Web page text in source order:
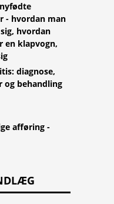
- hvordan man
hvordan
en klapvogn,
diagnose,
og behandling
afføring -